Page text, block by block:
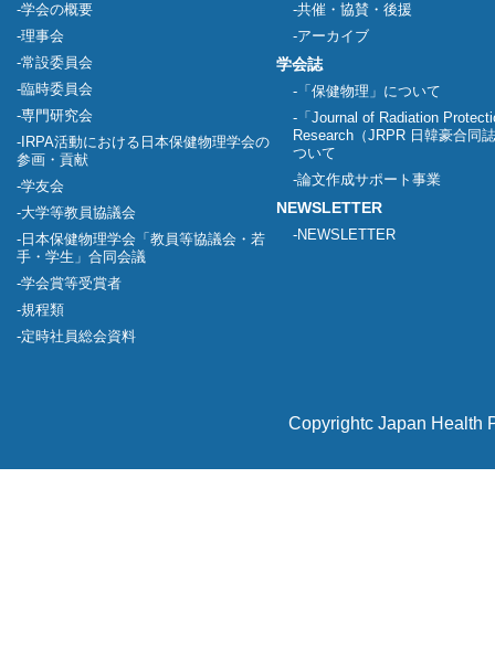
学会の概要
理事会
常設委員会
臨時委員会
専門研究会
IRPA活動における日本保健物理学会の
参画・貢献
学友会
大学等教員協議会
日本保健物理学会「教員等協議会・若
手・学生」合同会議
学会賞等受賞者
規程類
定時社員総会資料
共催・協賛・後援
アーカイブ
学会誌
「保健物理」について
「Journal of Radiation
Research（JRPR 日韓豪合同
ついて
論文作成サポート事業
NEWSLETTER
NEWSLETTER
Copyrightc Japan Health